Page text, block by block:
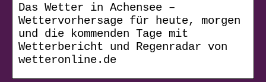
Das Wetter in Achensee –
Wettervorhersage für heute, morgen
und die kommenden Tage mit
Wetterbericht und Regenradar von
wetteronline.de